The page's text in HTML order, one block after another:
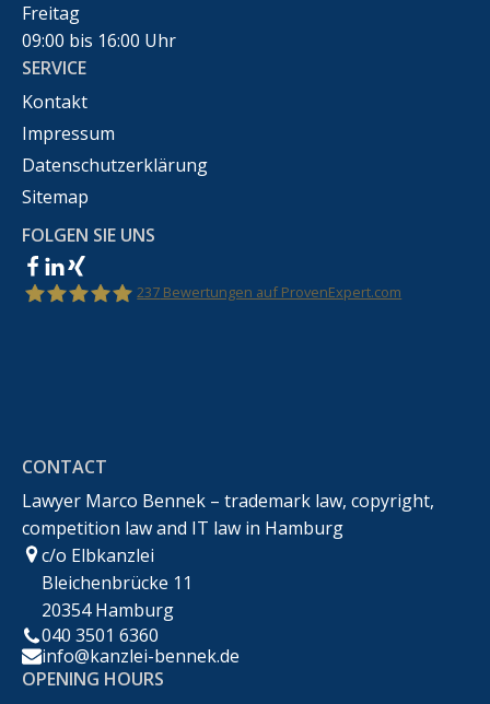
Freitag
09:00 bis 16:00 Uhr
SERVICE
Kontakt
Impressum
Datenschutzerklärung
Sitemap
FOLGEN SIE UNS
237 Bewertungen auf ProvenExpert.com
CONTACT
Lawyer Marco Bennek – trademark law, copyright,
competition law and IT law in Hamburg
c/o Elbkanzlei
Bleichenbrücke 11
20354 Hamburg
040 3501 6360
info@kanzlei-bennek.de
OPENING HOURS